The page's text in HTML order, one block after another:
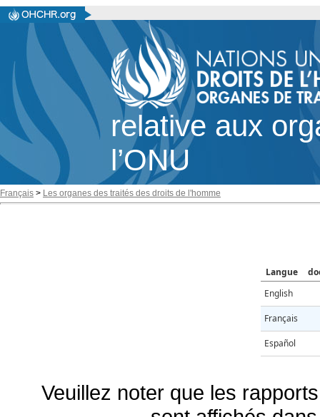
relative aux
l’ONU
Français > Les organes des traités des droits de l'homme
Langue
English
Français
Español
Veuillez noter que les